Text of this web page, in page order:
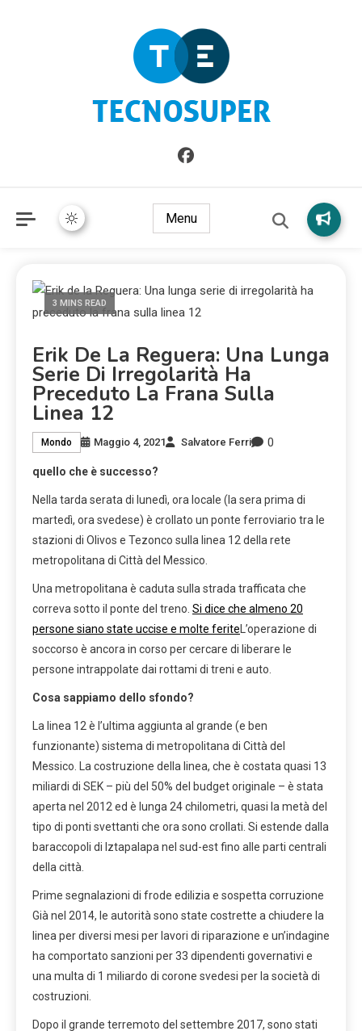
TecnoSuper.net
Informazioni sull'Italia. Seleziona gli argomenti di cui vuoi
saperne di più
Menu
3 MINS READ
Erik De La Reguera: Una Lunga
Serie Di Irregolarità Ha
Preceduto La Frana Sulla
Linea 12
Mondo Maggio 4, 2021 Salvatore Ferri 0
quello che è successo?
Nella tarda serata di lunedì, ora locale (la sera prima di
martedì, ora svedese) è crollato un ponte ferroviario tra le
stazioni di Olivos e Tezonco sulla linea 12 della rete
metropolitana di Città del Messico.
Una metropolitana è caduta sulla strada trafficata che
correva sotto il ponte del treno. Si dice che almeno 20
persone siano state uccise e molte ferite L’operazione di
soccorso è ancora in corso per cercare di liberare le
persone intrappolate dai rottami di treni e auto.
Cosa sappiamo dello sfondo?
La linea 12 è l’ultima aggiunta al grande (e ben
funzionante) sistema di metropolitana di Città del
Messico. La costruzione della linea, che è costata quasi 13
miliardi di SEK – più del 50% del budget originale – è stata
aperta nel 2012 ed è lunga 24 chilometri, quasi la metà del
tipo di ponti svettanti che ora sono crollati. Si estende dalla
baraccopoli di Iztapalapa nel sud-est fino alle parti centrali
della città.
Prime segnalazioni di frode edilizia e sospetta corruzione
Già nel 2014, le autorità sono state costrette a chiudere la
linea per diversi mesi per lavori di riparazione e un’indagine
ha comportato sanzioni per 33 dipendenti governativi e
una multa di 1 miliardo di corone svedesi per la società di
costruzioni.
Dopo il grande terremoto del settembre 2017, sono stati